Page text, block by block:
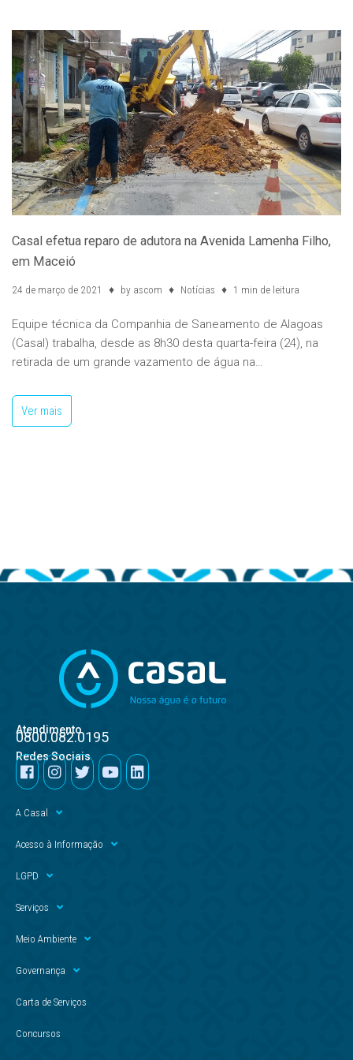
Casal efetua reparo de adutora na Avenida Lamenha Filho,
em Maceió
24 de março de 2021 by ascom Notícias 1 min de leitura
Equipe técnica da Companhia de Saneamento de Alagoas
(Casal) trabalha, desde as 8h30 desta quarta-feira (24), na
retirada de um grande vazamento de água na…
Ver mais
Atendimento
0800.082.0195
Redes Sociais
A Casal
Acesso à Informação
LGPD
Serviços
Meio Ambiente
Governança
Carta de Serviços
Concursos